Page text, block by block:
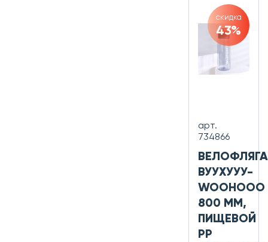
скидка
43%
арт.
734866
ВЕЛОФЛЯГА
ВУУХУУУ-
WOOHOOO
800 ММ,
ПИЩЕВОЙ
PP